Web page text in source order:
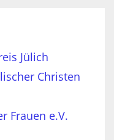
Jülich
Christen
Frauen e.V.